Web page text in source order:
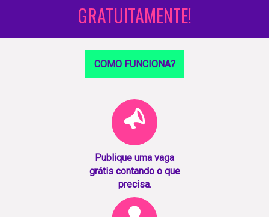
GRATUITAMENTE!
COMO FUNCIONA?
Publique uma vaga
grátis contando o que
precisa.